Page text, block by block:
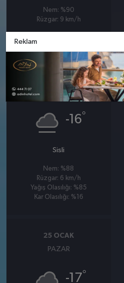
Nem: %90
Rüzgar: 9 km/h
23 OCAK
CUMA
-16°
Sisli
Nem: %88
Rüzgar: 6 km/h
Yağış Olasılığı: %85
Kar Olasılığı: %16
25 OCAK
PAZAR
-17°
Reklam